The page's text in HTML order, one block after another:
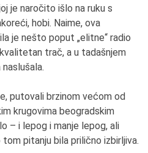
je naročito išlo na ruku s
hobi. Naime, ova
je nešto poput „elitne“ radio
trač, a u tadašnjem
putovali brzinom većom od
krugovima beogradskim
– i lepog i manje lepog, ali
pitanju bila prilično izbirljiva.